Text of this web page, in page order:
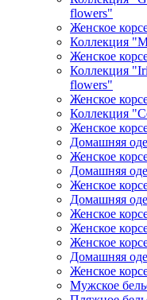
flowers"
Женское
Коллекция
Женское
Коллекция
flowers"
Женское
Коллекция
Женское
Домашняя
Женское
Домашняя
Женское
Домашняя
Женское
Женское
Женское
Домашняя
Женское
Мужское